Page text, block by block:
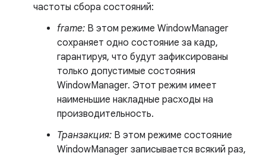
частоты сбора состояний:
frame: В этом режиме WindowManager
сохраняет одно состояние за кадр,
гарантируя, что будут зафиксированы
только допустимые состояния
WindowManager. Этот режим имеет
наименьшие накладные расходы на
производительность.
Транзакция: В этом режиме состояние
WindowManager записывается всякий раз,